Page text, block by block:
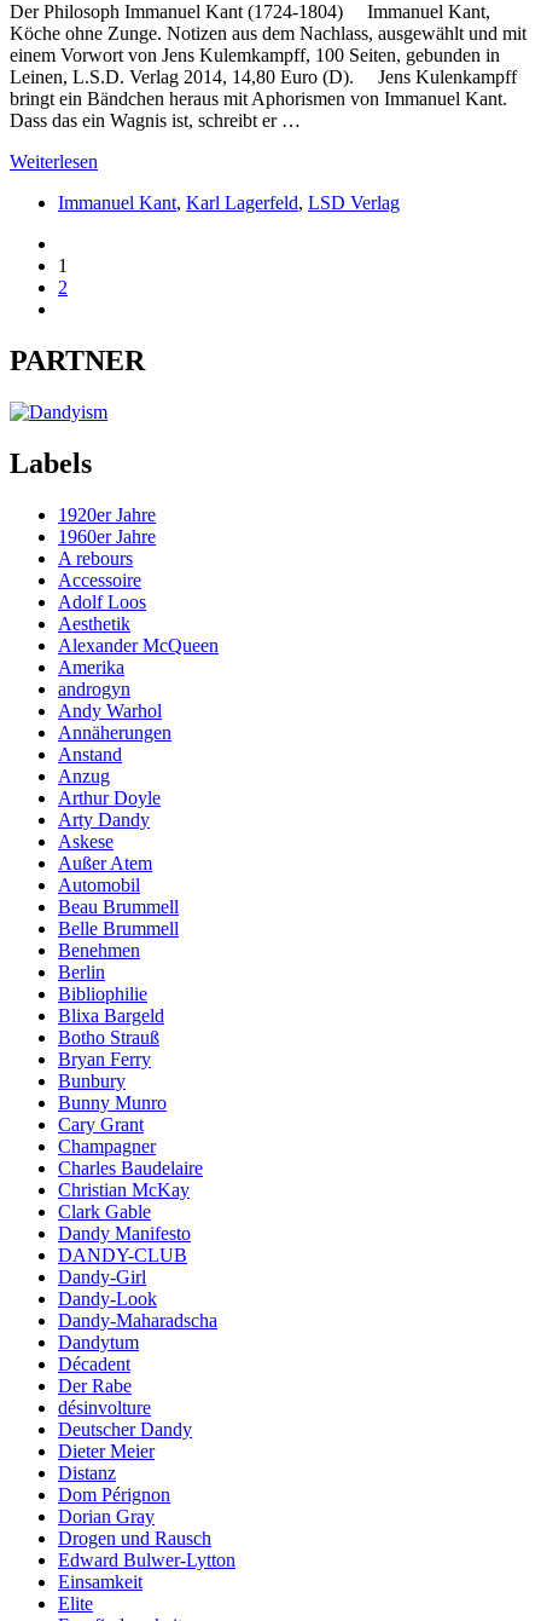
Der Philosoph Immanuel Kant (1724-1804) Immanuel Kant,
Köche ohne Zunge. Notizen aus dem Nachlass, ausgewählt und mit
einem Vorwort von Jens Kulemkampff, 100 Seiten, gebunden in
Leinen, L.S.D. Verlag 2014, 14,80 Euro (D). Jens Kulenkampff
bringt ein Bändchen heraus mit Aphorismen von Immanuel Kant.
Dass das ein Wagnis ist, schreibt er …
Weiterlesen
Immanuel Kant, Karl Lagerfeld, LSD Verlag
1
2
PARTNER
Labels
1920er Jahre
1960er Jahre
A rebours
Accessoire
Adolf Loos
Aesthetik
Alexander McQueen
Amerika
androgyn
Andy Warhol
Annäherungen
Anstand
Anzug
Arthur Doyle
Arty Dandy
Askese
Außer Atem
Automobil
Beau Brummell
Belle Brummell
Benehmen
Berlin
Bibliophilie
Blixa Bargeld
Botho Strauß
Bryan Ferry
Bunbury
Bunny Munro
Cary Grant
Champagner
Charles Baudelaire
Christian McKay
Clark Gable
Dandy Manifesto
DANDY-CLUB
Dandy-Girl
Dandy-Look
Dandy-Maharadscha
Dandytum
Décadent
Der Rabe
désinvolture
Deutscher Dandy
Dieter Meier
Distanz
Dom Pérignon
Dorian Gray
Drogen und Rausch
Edward Bulwer-Lytton
Einsamkeit
Elite